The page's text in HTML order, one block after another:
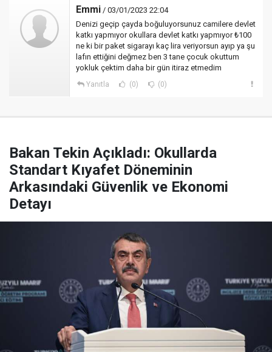
Emmi / 03/01/2023 22:04
Denizi geçip çayda boğuluyorsunuz camilere devlet
katkı yapmıyor okullara devlet katkı yapmıyor ₺100
ne ki bir paket sigarayı kaç lira veriyorsun ayıp ya şu
lafın ettiğini değmez ben 3 tane çocuk okuttum
yokluk çektim daha bir gün itiraz etmedim
Yanıtla (0) (0)
Bakan Tekin Açıkladı: Okullarda
Standart Kıyafet Döneminin
Arkasındaki Güvenlik ve Ekonomi
Detayı